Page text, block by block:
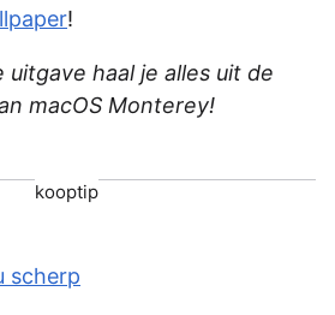
!
uitgave haal je alles uit de
macOS Monterey!
kooptip